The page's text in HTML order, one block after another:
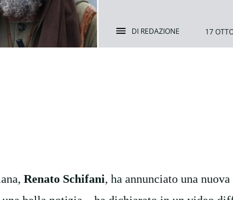
DI REDAZIONE 17
Renato Schifani, ha annunciato una